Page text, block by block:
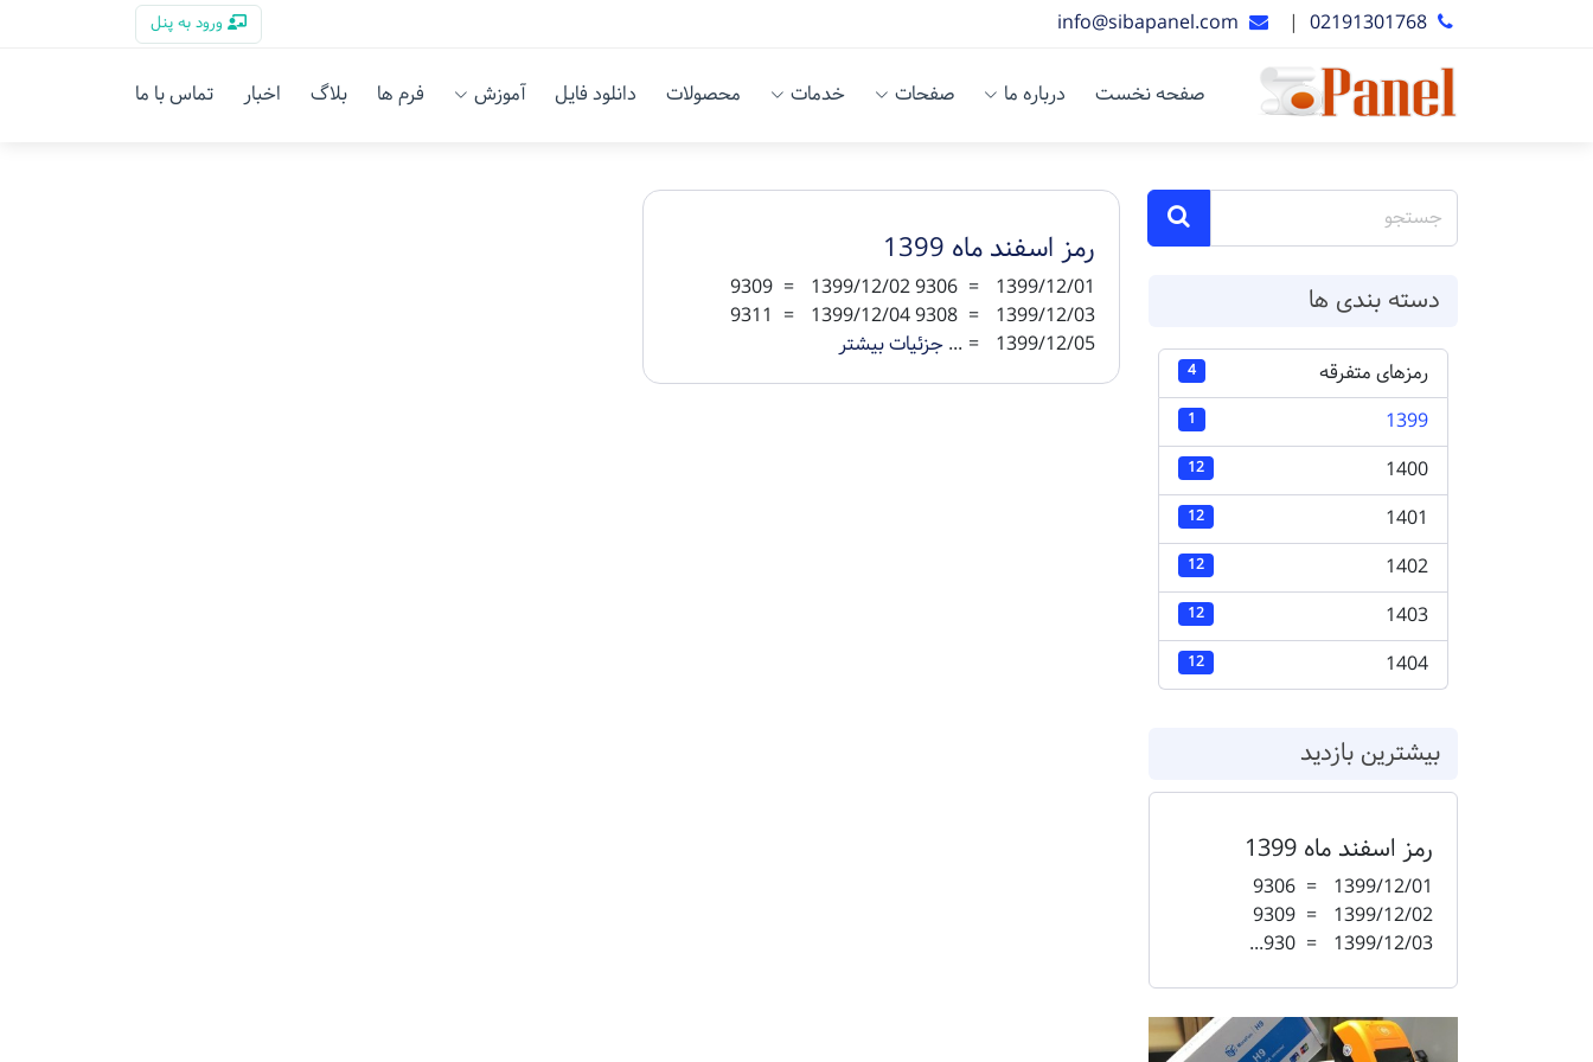
02191301768
|
info@sibapanel.com ورود به پنل
صفحه نخست درباره ما صفحات خدمات محصولات دانلود فایل آموزش فرم ها بلاگ اخبار تماس با ما
دسته بندی ها
رمزهای متفرقه 4
1399
1
1400
12
1401
12
1402
12
1403
12
1404
12
بیشترین بازدید
رمز اسفند ماه 1399
1399/12/01 = 9306
1399/12/02 = 9309
1399/12/03 = 930...
رمز اسفند ماه 1399
1399/12/01 = 9306 1399/12/02 = 9309
1399/12/03 = 9308 1399/12/04 = 9311
1399/12/05 = ...
جزئیات بیشتر